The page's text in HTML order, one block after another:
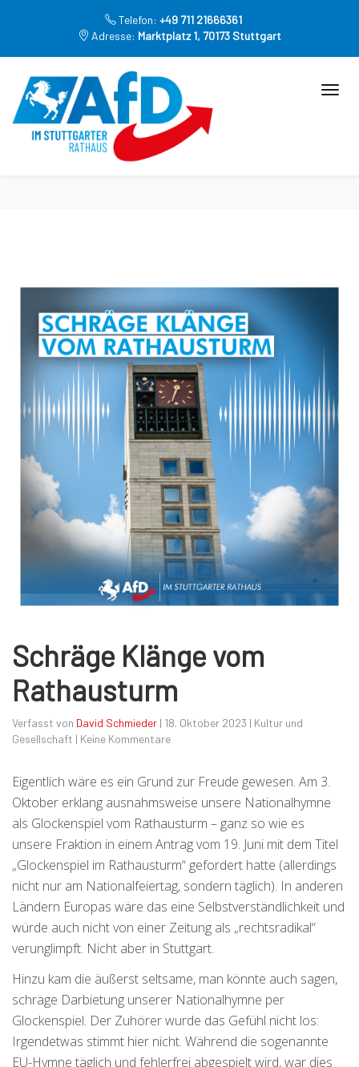
Telefon: +49 711 21666361
Adresse: Marktplatz 1, 70173 Stuttgart
Schräge Klänge vom
Rathausturm
Verfasst von David Schmieder | 18. Oktober 2023 | Kultur und
Gesellschaft | Keine Kommentare
Eigentlich wäre es ein Grund zur Freude gewesen. Am 3.
Oktober erklang ausnahmsweise unsere Nationalhymne
als Glockenspiel vom Rathausturm – ganz so wie es
unsere Fraktion in einem Antrag vom 19. Juni mit dem Titel
„Glockenspiel im Rathausturm“ gefordert hatte (allerdings
nicht nur am Nationalfeiertag, sondern täglich). In anderen
Ländern Europas wäre das eine Selbstverständlichkeit und
würde auch nicht von einer Zeitung als „rechtsradikal“
verunglimpft. Nicht aber in Stuttgart.
Hinzu kam die äußerst seltsame, man könnte auch sagen,
schräge Darbietung unserer Nationalhymne per
Glockenspiel. Der Zuhörer wurde das Gefühl nicht los:
Irgendetwas stimmt hier nicht. Während die sogenannte
EU-Hymne täglich und fehlerfrei abgespielt wird, war dies